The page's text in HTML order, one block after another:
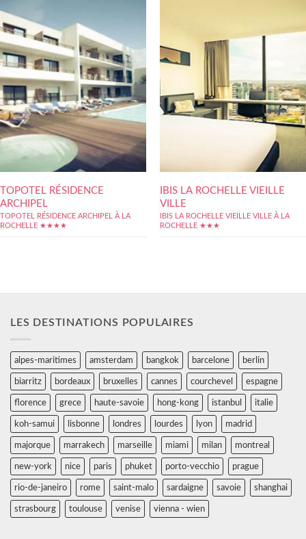
TOPOTEL RÉSIDENCE
ARCHIPEL
TOPOTEL RÉSIDENCE ARCHIPEL À LA
ROCHELLE ★★★★
IBIS LA ROCHELLE VIEILLE
VILLE
IBIS LA ROCHELLE VIEILLE VILLE À LA
ROCHELLE ★★★
LES DESTINATIONS POPULAIRES
alpes-maritimes amsterdam bangkok barcelone berlin
biarritz bordeaux bruxelles cannes courchevel espagne
florence grece haute-savoie hong-kong istanbul italie
koh-samui lisbonne londres lourdes lyon madrid
majorque marrakech marseille miami milan montreal
new-york nice paris phuket porto-vecchio prague
rio-de-janeiro rome saint-malo sardaigne savoie shanghai
strasbourg toulouse venise vienna - wien